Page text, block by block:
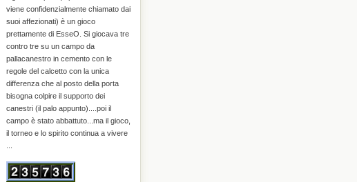
viene confidenzialmente chiamato dai
suoi affezionati) è un gioco
prettamente di EsseO. Si giocava tre
contro tre su un campo da
pallacanestro in cemento con le
regole del calcetto con la unica
differenza che al posto della porta
bisogna colpire il supporto dei
canestri (il palo appunto)....poi il
campo è stato abbattuto...ma il gioco,
il torneo e lo spirito continua a vivere